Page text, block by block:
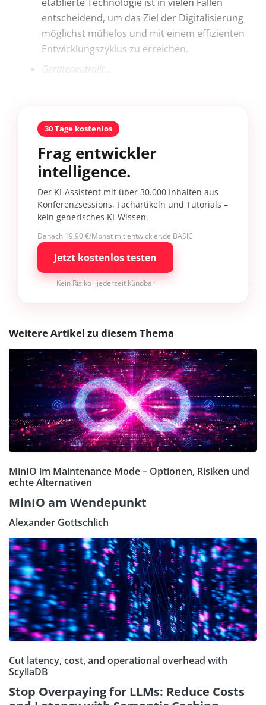
entscheidend, um das Ziel der Digitalisierung
möglichst mühelos und mit einem effizienten
Entwicklungszyklus zu erreichen.
Geräteneutralit...
30 Tage kostenlos
Frag entwickler
intelligence.
Der KI-Assistent mit über 30.000 Inhalten aus
Konferenzsessions, Fachartikeln und Tutorials –
kein generisches KI-Wissen.
Danach 19,90 €/Monat mit entwickler.de BASIC
Jetzt kostenlos testen
Kein Risiko · jederzeit kündbar
Weitere Artikel zu diesem Thema
MinIO im Maintenance Mode – Optionen, Risiken und
echte Alternativen
MinIO am Wendepunkt
Alexander Gottschlich
Cut latency, cost, and operational overhead with
ScyllaDB
Stop Overpaying for LLMs: Reduce Costs